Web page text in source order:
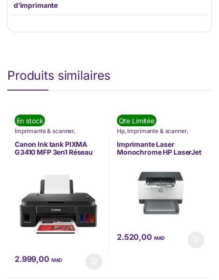
d’imprimante
Produits similaires
En stock
Imprimante & scanner,
Imprimantes
Marques,Nouvel arrivage,
Pantum ,SOLUTIONS
D'IMPRESSION
Canon Ink tank PIXMA
G3410 MFP 3en1 Réseau
2.999,00 MAD
Qte Limitée
Hp, Imprimante & scanner,
Imprimantes
Marques,SOLUTIONS
D'IMPRESSION
Imprimante Laser
Monochrome HP LaserJet
2.520,00 MAD